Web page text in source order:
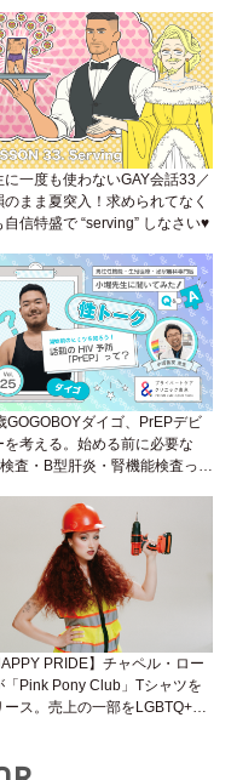
に一度も使わないGAY会話33／
のまま夏突入！求められてなく
自信特盛で “serving” しなさい♥
GOGOBOYダイゴ、PrEPデビ
を考える。始める前に必要な
査・B型肝炎・腎機能検査っ
ーク～聞きにくいことは小堀先
聞けばイイ！（Vol.25）
PRIDE】チャペル・ロー
「Pink Pony Club」Tシャツを
ース。売上の一部をLGBTQ+＆